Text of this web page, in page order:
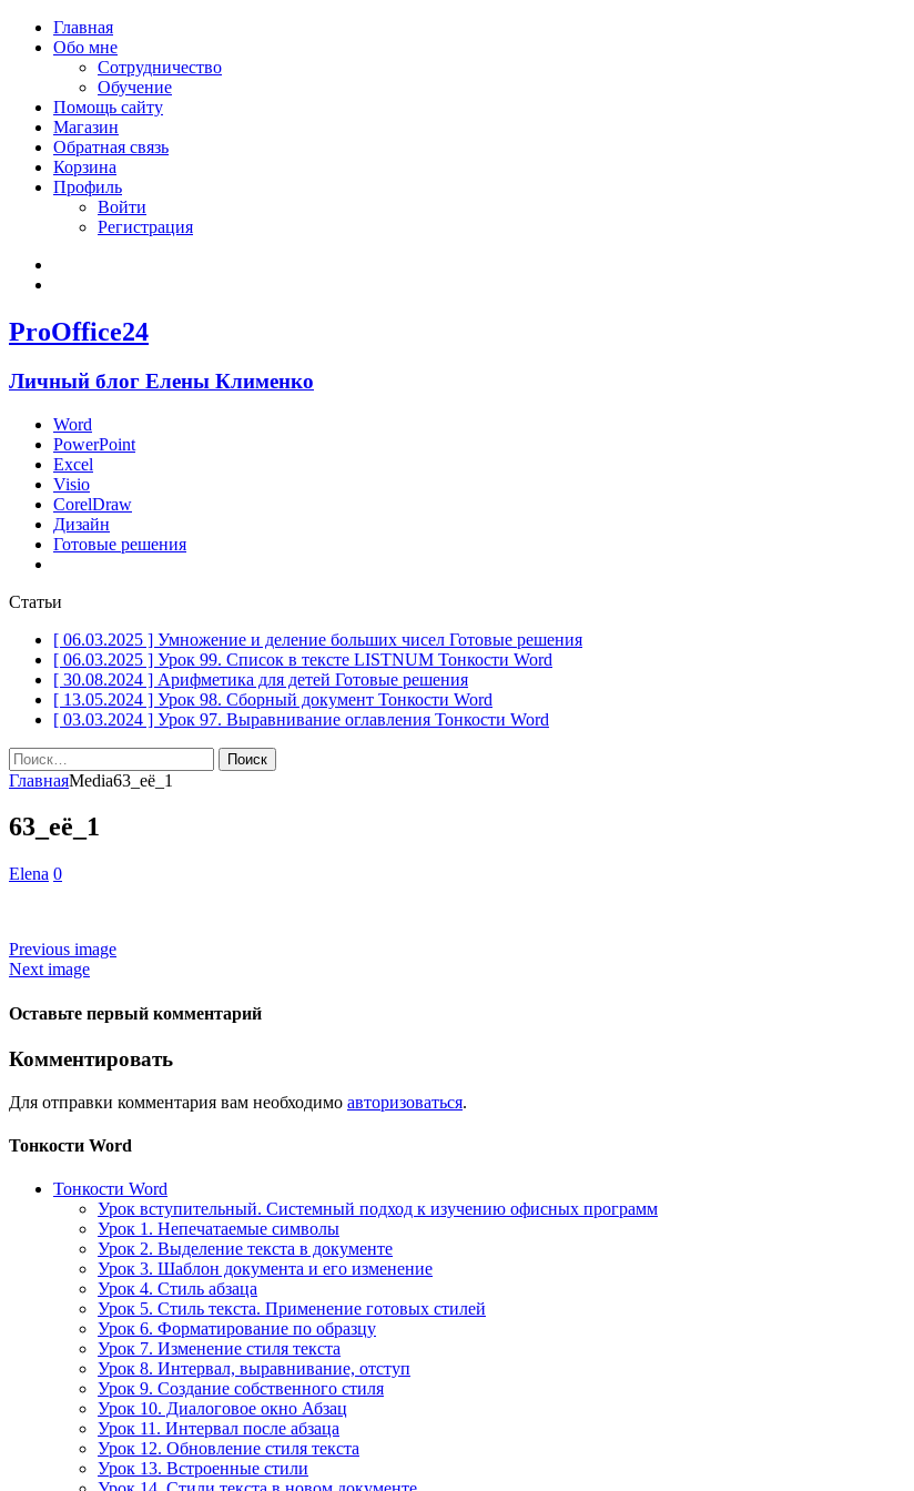
Главная
Обо мне
Сотрудничество
Обучение
Помощь сайту
Магазин
Обратная связь
Корзина
Профиль
Войти
Регистрация
ProOffice24
Личный блог Елены Клименко
Word
PowerPoint
Excel
Visio
CorelDraw
Дизайн
Готовые решения
Статьи
[ 06.03.2025 ] Умножение и деление больших чисел Готовые решения
[ 06.03.2025 ] Урок 99. Список в тексте LISTNUM Тонкости Word
[ 30.08.2024 ] Арифметика для детей Готовые решения
[ 13.05.2024 ] Урок 98. Сборный документ Тонкости Word
[ 03.03.2024 ] Урок 97. Выравнивание оглавления Тонкости Word
Найти:
ГлавнаяMedia63_её_1
63_её_1
Elena 0
Previous image
Next image
Оставьте первый комментарий
Комментировать
Для отправки комментария вам необходимо авторизоваться.
Тонкости Word
Тонкости Word
Урок вступительный. Системный подход к изучению офисных программ
Урок 1. Непечатаемые символы
Урок 2. Выделение текста в документе
Урок 3. Шаблон документа и его изменение
Урок 4. Стиль абзаца
Урок 5. Стиль текста. Применение готовых стилей
Урок 6. Форматирование по образцу
Урок 7. Изменение стиля текста
Урок 8. Интервал, выравнивание, отступ
Урок 9. Создание собственного стиля
Урок 10. Диалоговое окно Абзац
Урок 11. Интервал после абзаца
Урок 12. Обновление стиля текста
Урок 13. Встроенные стили